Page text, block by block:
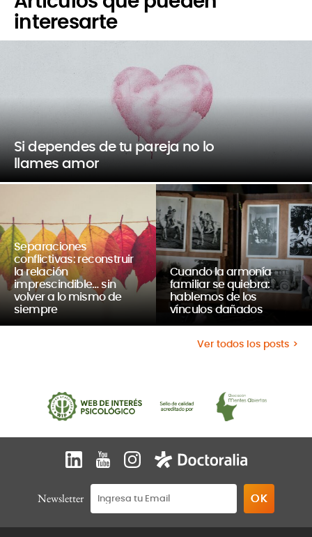
interesarte
Si dependes de tu pareja no lo
llames amor
Separaciones
conflictivas: reconstruir
la relación
imprescindible… sin
volver a lo mismo de
siempre
Cuando la armonía
familiar se quiebra:
hablemos de los
vínculos dañados
Ver todos los posts
Newsletter